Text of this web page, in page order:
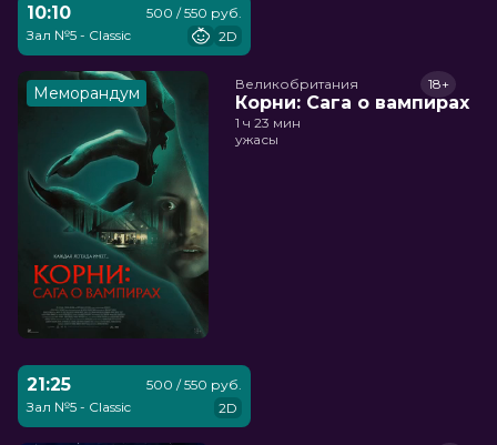
10:10
Зал №5 - Classic
500 / 550 руб.
2D
Меморандум Великобритания
Корни: Сага о вампирах
18+
1 ч 23 мин
ужасы
21:25
Зал №5 - Classic
500 / 550 руб.
2D